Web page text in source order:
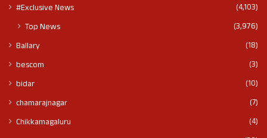
#Exclusive News (4,103)
Top News (3,976)
Ballary
(18)
bescom
(3)
bidar
(10)
chamarajnagar
(7)
Chikkamagaluru
(4)